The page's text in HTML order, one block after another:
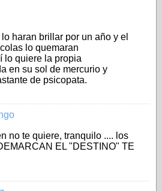
haran brillar por un año y el
lo quemaran
lo quiere la propia
en su sol de mercurio y
de psicopata.
no te quiere, tranquilo .... los
EL "DESTINO" TE